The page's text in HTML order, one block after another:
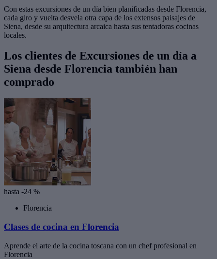
Con estas excursiones de un día bien planificadas desde Florencia,
cada giro y vuelta desvela otra capa de los extensos paisajes de
Siena, desde su arquitectura arcaica hasta sus tentadoras cocinas
locales.
Los clientes de Excursiones de un día a
Siena desde Florencia también han
comprado
hasta -24 %
Florencia
Clases de cocina en Florencia
Aprende el arte de la cocina toscana con un chef profesional en
Florencia